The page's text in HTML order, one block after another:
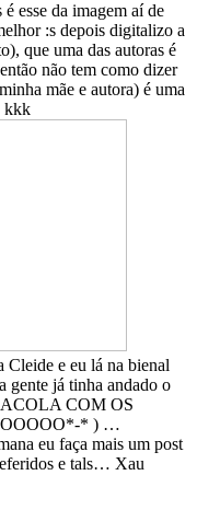
esse da imagem aí de
:s depois digitalizo a
que uma das autoras é
não tem como dizer
mãe e autora) é uma
kkk
Cleide e eu lá na bienal
gente já tinha andado o
COM OS
* ) …
eu faça mais um post
e tals… Xau